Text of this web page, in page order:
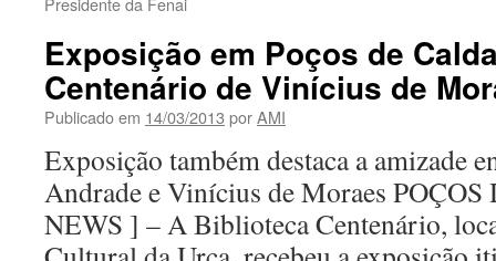
Exposição em Poços de
Centenário de Vinícius de
Publicado em 14/03/2013 porAMI
Exposição também destaca a amizade
Andrade e Vinícius de Moraes
NEWS ] – A Biblioteca Centenário,